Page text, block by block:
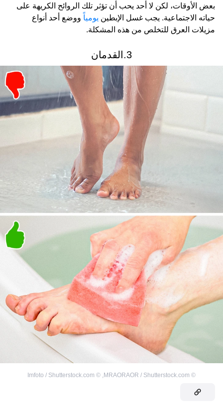
بعض الأوقات، لكن لا أحد يحب أن تؤثر تلك الروائح الكريهة على
حياته الاجتماعية. يجب غسل الإبطين يومياً ووضع أحد أنواع
مزيلات العرق للتخلص من هذه المشكلة.
3.القدمان
©
MRAORAOR / Shutterstock.com
©
Imfoto / Shutterstock.com